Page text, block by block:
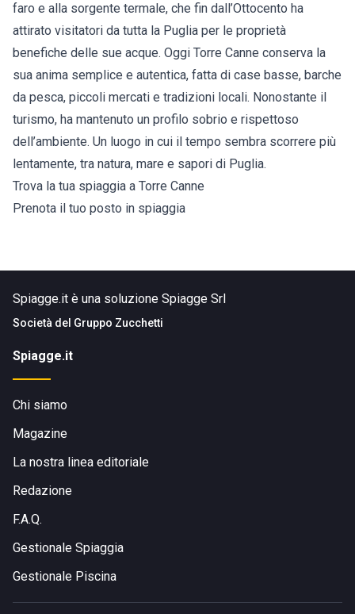
faro e alla sorgente termale, che fin dall’Ottocento ha
attirato visitatori da tutta la Puglia per le proprietà
benefiche delle sue acque. Oggi Torre Canne conserva la
sua anima semplice e autentica, fatta di case basse, barche
da pesca, piccoli mercati e tradizioni locali. Nonostante il
turismo, ha mantenuto un profilo sobrio e rispettoso
dell’ambiente. Un luogo in cui il tempo sembra scorrere più
lentamente, tra natura, mare e sapori di Puglia.
Trova la tua spiaggia a Torre Canne
Prenota il tuo posto in spiaggia
Spiagge.it è una soluzione Spiagge Srl
Società del Gruppo Zucchetti
Spiagge.it
Chi siamo
Magazine
La nostra linea editoriale
Redazione
F.A.Q.
Gestionale Spiaggia
Gestionale Piscina